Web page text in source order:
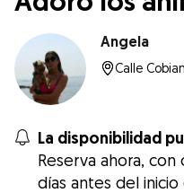
Angela
Calle
La disponibilidad
Reserva ahora, con
días antes del inicio